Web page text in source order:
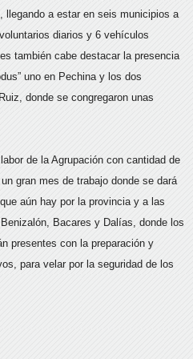
llegando a estar en seis municipios a
diarios y 6 vehículos
también cabe destacar la presencia
uno en Pechina y los dos
donde se congregaron unas
de la Agrupación con cantidad de
gran mes de trabajo donde se dará
aún hay por la provincia y a las
Bacares y Dalías, donde los
presentes con la preparación y
para velar por la seguridad de los